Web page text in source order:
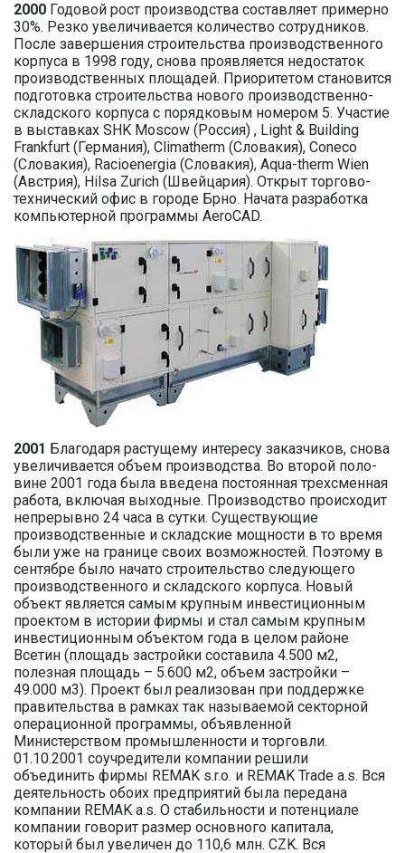
2000 Годовой рост производства составляет примерно
30%. Резко увеличивается количество сотрудников.
После завершения строительства производственного
корпуса в 1998 году, снова проявляется недостаток
производственных площадей. Приоритетом становится
подготовка строительства нового производственно-
складского корпуса с порядковым номером 5. Участие
в выставках SHK Moscow (Россия) , Light & Building
Frankfurt (Германия), Climatherm (Словакия), Coneco
(Словакия), Racioenergia (Словакия), Aqua-therm Wien
(Австрия), Hilsa Zurich (Швейцария). Открыт торгово-
технический офис в городе Брно. Начата разработка
компьютерной программы AeroCAD.
2001 Благодаря растущему интересу заказчиков, снова
увеличивается объем производства. Во второй поло-
вине 2001 года была введена постоянная трехсменная
работа, включая выходные. Производство происходит
непрерывно 24 часа в сутки. Существующие
производственные и складские мощности в то время
были уже на границе своих возможностей. Поэтому в
сентябре было начато строительство следующего
производственного и складского корпуса. Новый
объект является самым крупным инвестиционным
проектом в истории фирмы и стал самым крупным
инвестиционным объектом года в целом районе
Всетин (площадь застройки составила 4.500 м2,
полезная площадь – 5.600 м2, объем застройки –
49.000 м3). Проект был реализован при поддержке
правительства в рамках так называемой секторной
операционной программы, объявленной
Министерством промышленности и торговли.
01.10.2001 соучредители компании решили
объединить фирмы REMAK s.r.o. и REMAK Trade a.s. Вся
деятельность обоих предприятий была передана
компании REMAK a.s. О стабильности и потенциале
компании говорит размер основного капитала,
который был увеличен до 110,6 млн. CZK. Вся